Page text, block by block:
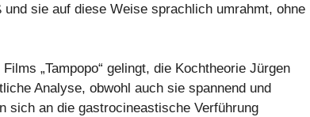
sie auf diese Weise sprachlich umrahmt, ohne
„Tampopo“ gelingt, die Kochtheorie Jürgen
Analyse, obwohl auch sie spannend und
sich an die gastrocineastische Verführung